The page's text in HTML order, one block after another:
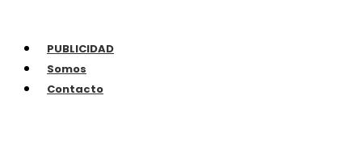
PUBLICIDAD
Somos
Contacto